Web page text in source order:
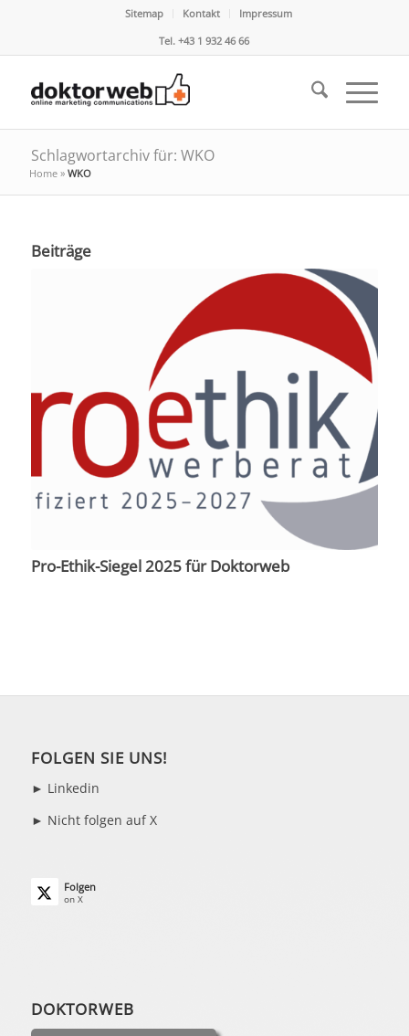
Sitemap Kontakt
Impressum
Tel. +43 1 932 46 66
Schlagwortarchiv für: WKO
Home» WKO
Beiträge
Pro-Ethik-Siegel 2025 für Doktorweb
FOLGEN SIE UNS!
► Linkedin
► Nicht folgen auf X
Folgen
on X
DOKTORWEB